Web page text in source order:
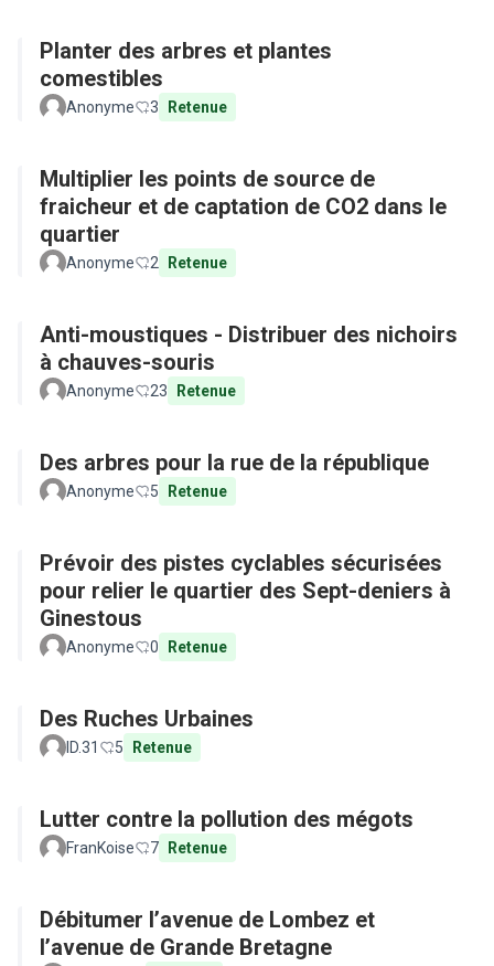
Planter des arbres et plantes
comestibles
Anonyme 3 Retenue
Multiplier les points de source de
fraicheur et de captation de CO2 dans le
quartier
Anonyme 2 Retenue
Anti-moustiques - Distribuer des nichoirs
à chauves-souris
Anonyme 23 Retenue
Des arbres pour la rue de la république
Anonyme 5 Retenue
Prévoir des pistes cyclables sécurisées
pour relier le quartier des Sept-deniers à
Ginestous
Anonyme 0 Retenue
Des Ruches Urbaines
ID.31 5 Retenue
Lutter contre la pollution des mégots
FranKoise 7 Retenue
Débitumer l’avenue de Lombez et
l’avenue de Grande Bretagne